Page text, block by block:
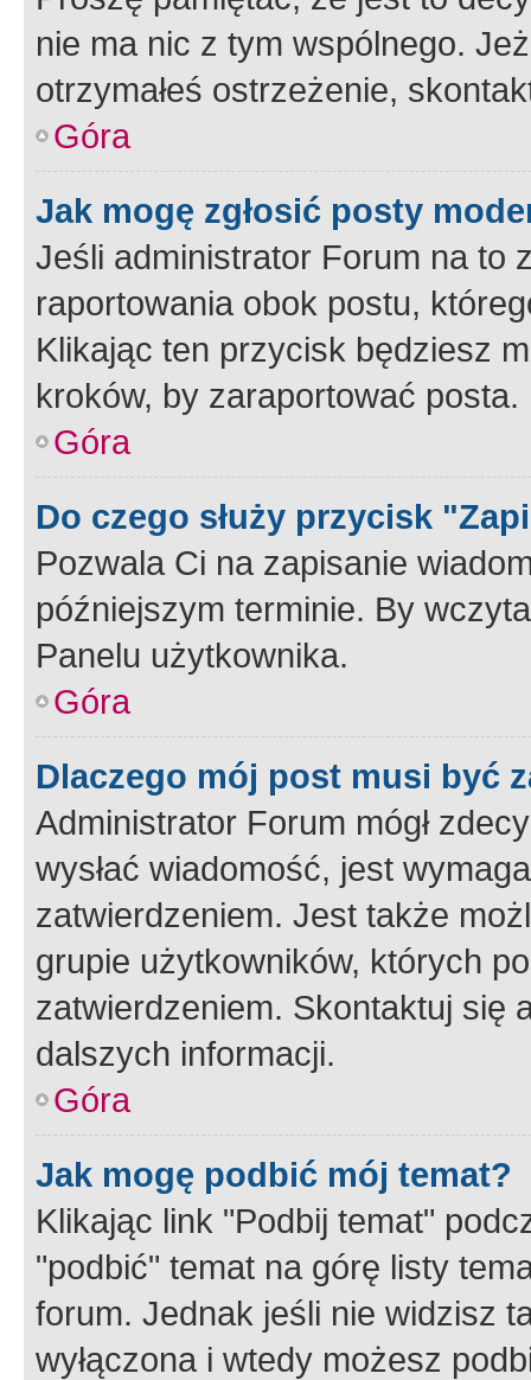
nie ma nic z tym wspólnego.
otrzymałeś ostrzeżenie,
Góra
Jak mogę zgłosić posty
Jeśli administrator Forum na to
raportowania obok postu,
Klikając ten przycisk będziesz
kroków, by zaraportować posta.
Góra
Do czego służy przycisk
Pozwala Ci na zapisanie
późniejszym terminie. By
Panelu użytkownika.
Góra
Dlaczego mój post musi być
Administrator Forum mógł
wysłać wiadomość, jest
zatwierdzeniem. Jest także
grupie użytkowników, których
zatwierdzeniem. Skontaktuj się
dalszych informacji.
Góra
Jak mogę podbić mój temat?
Klikając link "Podbij temat"
"podbić" temat na górę listy
forum. Jednak jeśli nie widzisz
wyłączona i wtedy możesz